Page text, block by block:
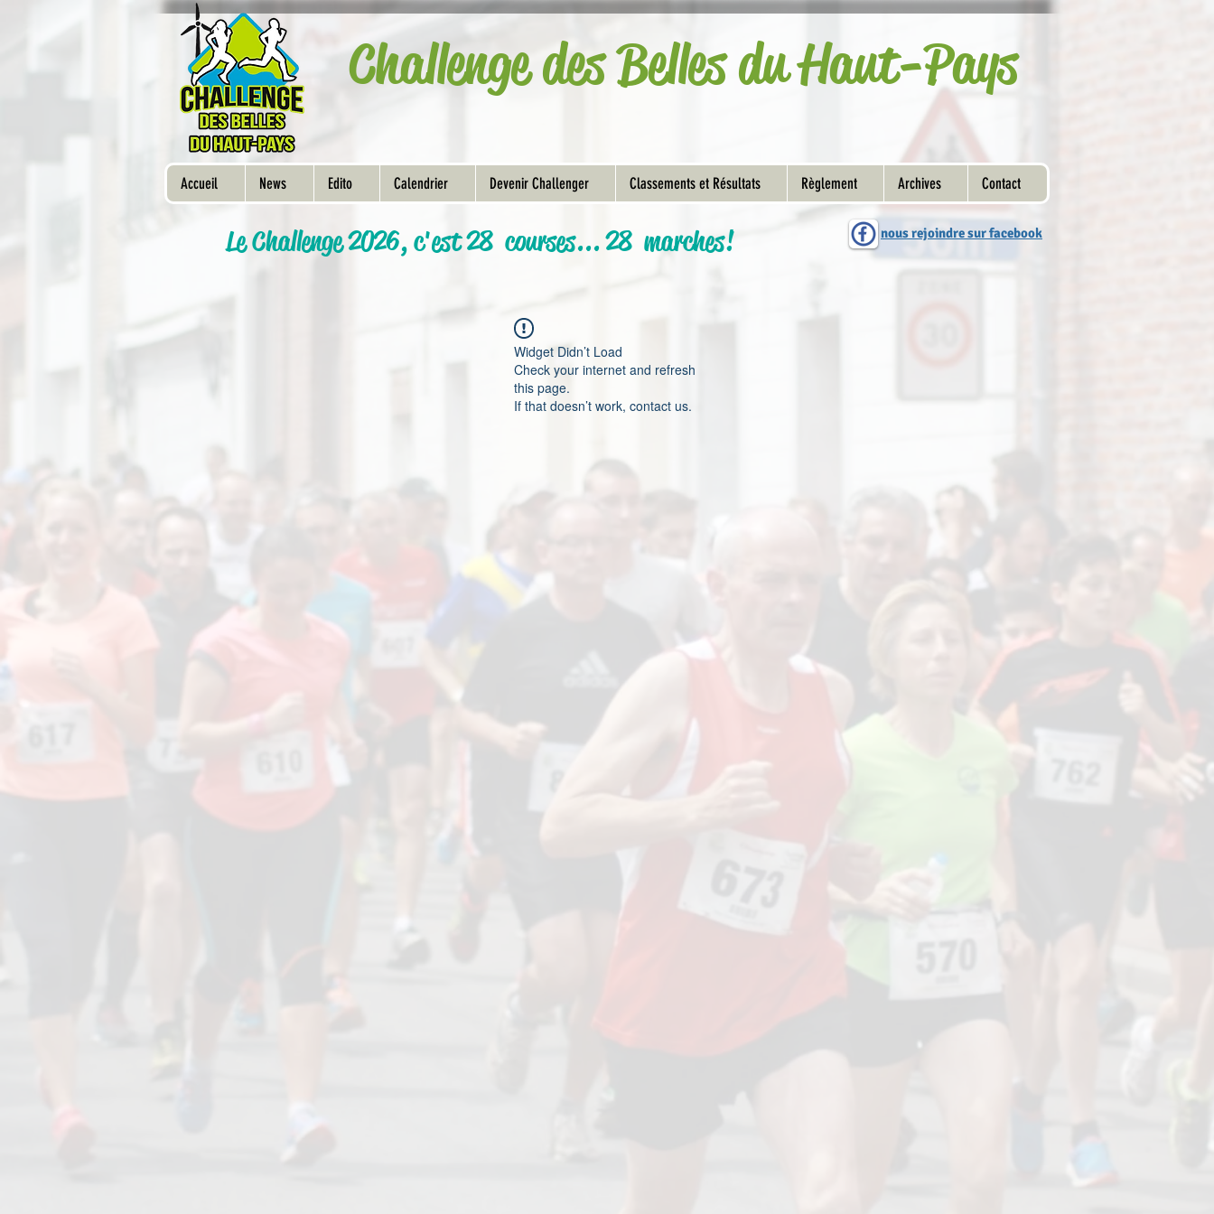
Challenge des Belles du Haut-Pays
Accueil News Edito Calendrier Devenir Challenger Classements et Résultats Règlement Archives Contact
Le Challenge 2026, c'est 28 courses... 28 marches! nous rejoindre sur facebook
Widget Didn’t Load
Check your internet and refresh
this page.
If that doesn’t work, contact us.